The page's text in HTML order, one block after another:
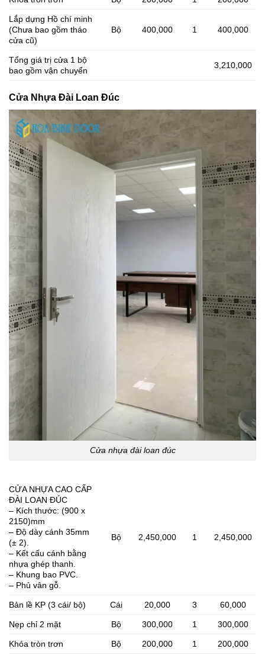
Lắp dựng Hồ chí minh
(Chưa bao gồm tháo
cửa cũ)
Bộ 400,000 1 400,000
Tổng giá trị cửa 1 bộ
bao gồm vận chuyển
3,210,000
Cửa Nhựa Đài Loan Đúc
Cửa nhựa đài loan đúc
CỬA NHỰA CAO CẤP
ĐÀI LOAN ĐÚC
– Kích thước: (900 x
2150)mm
– Độ dày cánh 35mm
(± 2).
– Kết cấu cánh bằng
nhựa ghép thanh.
– Khung bao PVC.
– Phủ vân gỗ.
Bộ 2,450,000 1 2,450,000
Bản lề KP (3 cái/ bộ) Cái 20,000 3 60,000
Nẹp chỉ 2 mặt Bộ 300,000 1 300,000
Khóa tròn trơn Bộ 200,000 1 200,000